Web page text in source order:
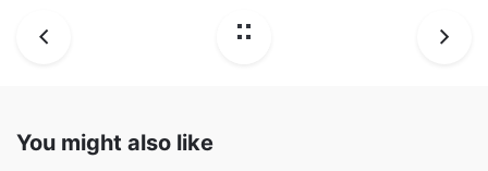
You might also like